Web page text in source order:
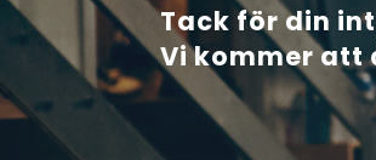
Tack för din
Vi kommer att